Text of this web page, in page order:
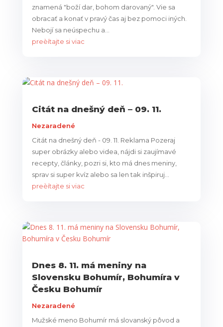
znamená "boží dar, bohom darovaný". Vie sa
obracať a konať v pravý čas aj bez pomoci iných.
Nebojí sa neúspechu a...
preèítajte si viac
Citát na dnešný deň – 09. 11.
Nezaradené
Citát na dnešný deň - 09. 11. Reklama Pozeraj
super obrázky alebo videa, nájdi si zaujímavé
recepty, články, pozri si, kto má dnes meniny,
sprav si super kvíz alebo sa len tak inšpiruj...
preèítajte si viac
Dnes 8. 11. má meniny na
Slovensku Bohumír, Bohumíra v
Česku Bohumír
Nezaradené
Mužské meno Bohumír má slovanský pôvod a